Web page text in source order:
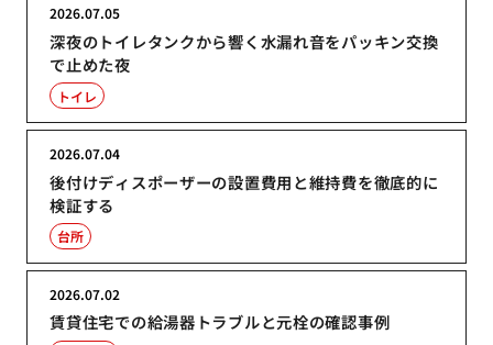
深夜のトイレタンクから響く水漏れ音をパッキン交換
で止めた夜
2026.07.05
トイレ
後付けディスポーザーの設置費用と維持費を徹底的に
検証する
2026.07.04
台所
賃貸住宅での給湯器トラブルと元栓の確認事例
2026.07.02